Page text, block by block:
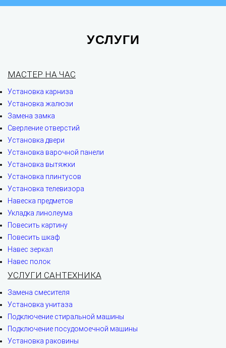
УСЛУГИ
МАСТЕР НА ЧАС
Установка карниза
Установка жалюзи
Замена замка
Сверление отверстий
Установка двери
Установка варочной панели
Установка вытяжки
Установка плинтусов
Установка телевизора
Навеска предметов
Укладка линолеума
Повесить картину
Повесить шкаф
Навес зеркал
Навес полок
УСЛУГИ САНТЕХНИКА
Замена смесителя
Установка унитаза
Подключение стиральной машины
Подключение посудомоечной машины
Установка раковины